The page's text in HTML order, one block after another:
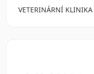
VETERINÁRNÍ KLINIKA